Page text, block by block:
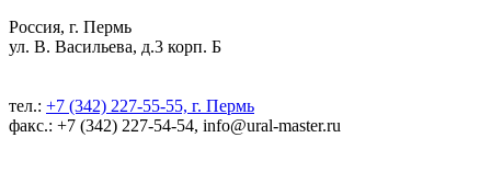
Россия, г. Пермь
ул. В. Васильева, д.3 корп. Б
тел.: +7 (342) 227-55-55, г. Пермь
факс.: +7 (342) 227-54-54, info@ural-master.ru